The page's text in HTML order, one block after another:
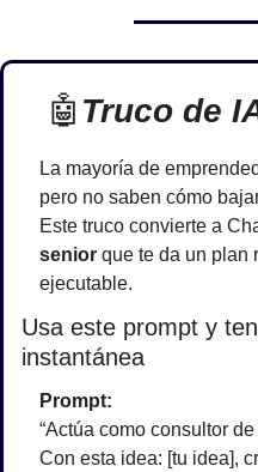
🤖 Truco de
La mayoría de
pero no saben cómo
Este truco convierte a
senior que te da un plan
ejecutable.
Usa este prompt y
instantánea
Prompt:
“Actúa como consultor
Con esta idea: [tu idea],